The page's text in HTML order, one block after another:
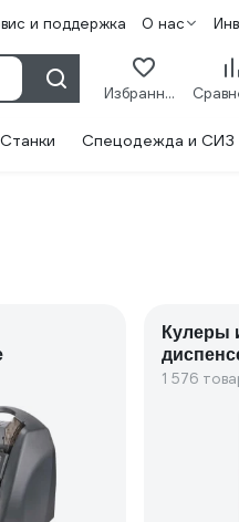
и поддержка О нас
Избранное
Станки Спецодежда и СИЗ
Кулеры
воды
1 576